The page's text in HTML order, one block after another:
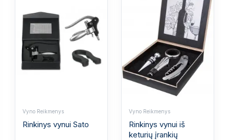
Vyno Reikmenys
Rinkinys vynui Sato
Vyno Reikmenys
Rinkinys vynui iš
keturių įrankių